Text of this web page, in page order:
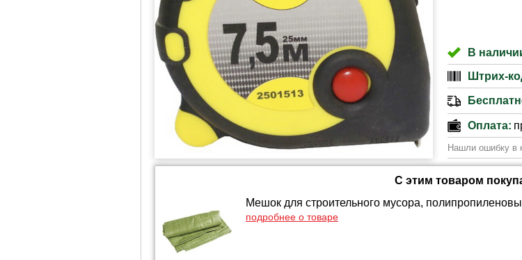
В
Штрих-
Оплата:
Нашли ошибку в
С этим товаром
Мешок для строительного мусора,
подробнее о товаре